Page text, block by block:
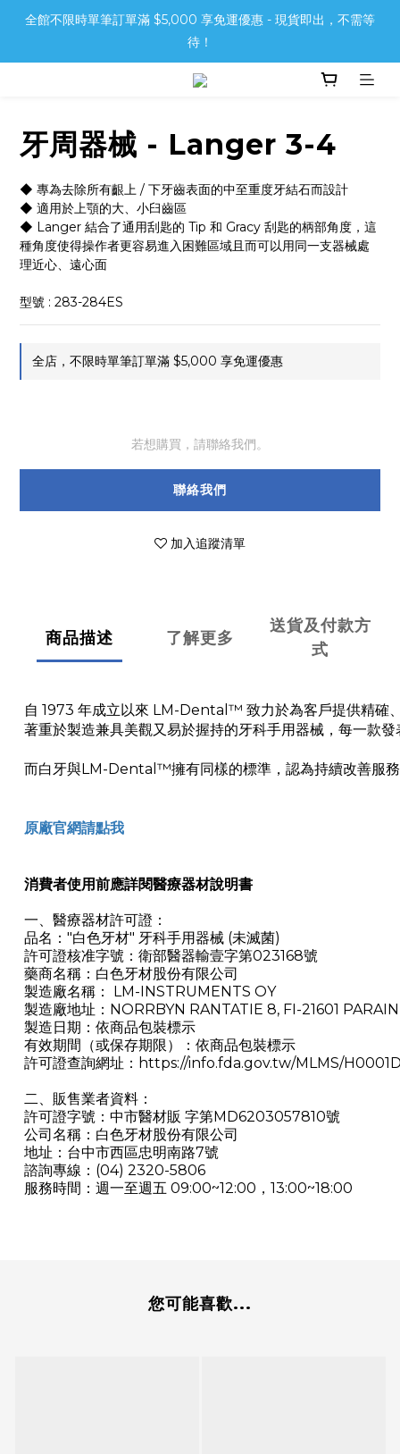
全館不限時單筆訂單滿 $5,000 享免運優惠 - 現貨即出，不需等
待！
牙周器械 - Langer 3-4
◆ 專為去除所有齦上 / 下牙齒表面的中至重度牙結石而設計
◆ 適用於上顎的大、小臼齒區
◆ Langer 結合了通用刮匙的 Tip 和 Gracy 刮匙的柄部角度，這
種角度使得操作者更容易進入困難區域且而可以用同一支器械處
理近心、遠心面
型號 : 283-284ES
全店，不限時單筆訂單滿 $5,000 享免運優惠
若想購買，請聯絡我們。
聯絡我們
加入追蹤清單
商品描述 了解更多
送貨及付款方
式
自 1973 年成立以來 LM-Dental™ 致力於為客戶提供精確
著重於製造兼具美觀又易於握持的牙科手用器械，每一款
而白牙與LM-Dental™擁有同樣的標準，認為持續改善服
原廠官網請點我
消費者使用前應詳閱醫療器材說明書
一、醫療器材許可證：
品名："白色牙材" 牙科手用器械 (未滅菌)
許可證核准字號：衛部醫器輸壹字第023168號
藥商名稱：白色牙材股份有限公司
製造廠名稱： LM-INSTRUMENTS OY
製造廠地址：NORRBYN RANTATIE 8, FI-21601
製造日期：依商品包裝標示
有效期間（或保存期限）：依商品包裝標示
許可證查詢網址：https://info.fda.gov.tw/MLMS/
二、販售業者資料：
許可證字號：中市醫材販 字第MD6203057810號
公司名稱：白色牙材股份有限公司
地址：台中市西區忠明南路7號
諮詢專線：(04) 2320-5806
服務時間：週一至週五 09:00~12:00，13:00~18:00
您可能喜歡...